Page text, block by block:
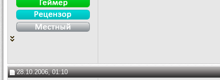
28.10.2006, 01:10